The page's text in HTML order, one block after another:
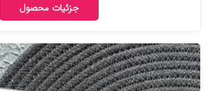
جزئیات محصول